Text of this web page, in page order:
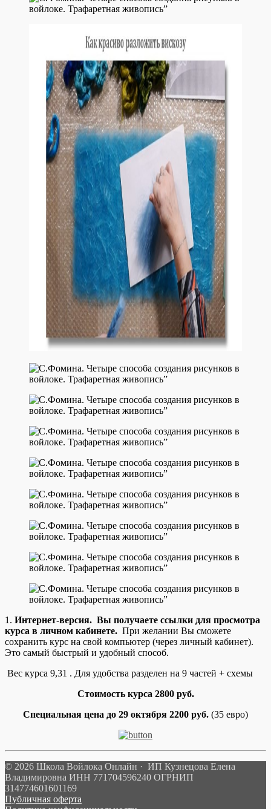
1. Интернет-версия. Вы получаете ссылки для просмотра
курса в личном кабинете. При желании Вы сможете
сохранить курс на свой компьютер (через личный кабинет).
Это самый быстрый и удобный способ.
Вес курса 9,31 . Для удобства разделен на 9 частей + схемы
Стоимость курса 2800 руб.
Специальная цена до 29 октября 2200 руб. (35 евро)
© 2026 Школа Войлока Онлайн · ИП Кузнецова Елена
Владимировна ИНН 771704596240 ОГРНИП
314774601601169
Публичная оферта